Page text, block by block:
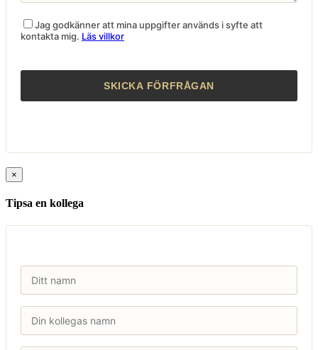
Jag godkänner att mina uppgifter används i syfte att
kontakta mig. Läs villkor
×
Tipsa en kollega